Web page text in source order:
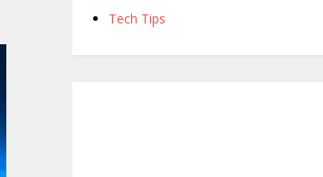
Tech Tips